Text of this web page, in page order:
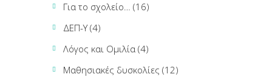
Για το σχολείο… (16)
ΔΕΠ-Υ(4)
Λόγος και Ομιλία (4)
Μαθησιακές δυσκολίες (12)